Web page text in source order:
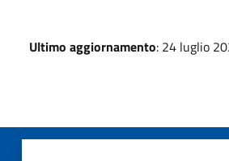
Ultimo aggiornamento: 24 luglio